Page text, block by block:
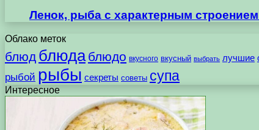
Ленок, рыба с характерным
Облако меток
блюд блюда блюдо вкусного вкусный выбрать лучшие
рыбой рыбы секреты советы супа
Интересное